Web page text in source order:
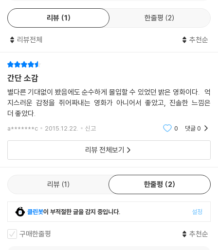
2014년 불타는 여름, 단 한편의 특급 코미디! 사랑과 족구를 그대에게 바
친다!
리뷰 1 한줄평 2
리뷰전체 추천순
간단 소감
별다른 기대없이 봤음에도 순수하게 몰입할 수 있었던 밝은 영화이다. 억
지스러운 감정을 쥐어짜내는 영화가 아니어서 좋았고, 진솔한 느낌은
더 좋았다.
a*******c 2015.12.22. 신고 0 댓글0
리뷰 전체보기
리뷰 1 한줄평 2
클린봇이 부적절한 글을 감지 중입니다. 설정
구매한줄평 추천순